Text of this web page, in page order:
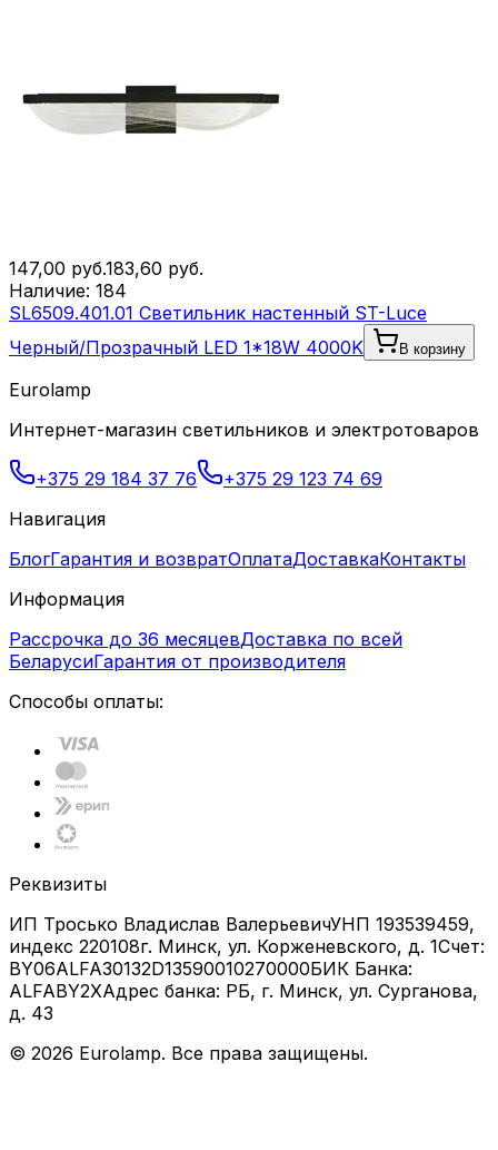
147,00 руб.183,60 руб.
Наличие: 184
SL6509.401.01 Светильник настенный ST-Luce
Черный/Прозрачный LED 1*18W 4000K
В корзину
Eurolamp
Интернет-магазин светильников и электротоваров
+375 29 184 37 76
+375 29 123 74 69
Навигация
БлогГарантия и возвратОплатаДоставкаКонтакты
Информация
Рассрочка до 36 месяцевДоставка по всей
БеларусиГарантия от производителя
Способы оплаты:
Реквизиты
ИП Тросько Владислав ВалерьевичУНП 193539459,
индекс 220108г. Минск, ул. Корженевского, д. 1Счет:
BY06ALFA30132D13590010270000БИК Банка:
ALFABY2XАдрес банка: РБ, г. Минск, ул. Сурганова,
д. 43
© 2026 Eurolamp. Все права защищены.